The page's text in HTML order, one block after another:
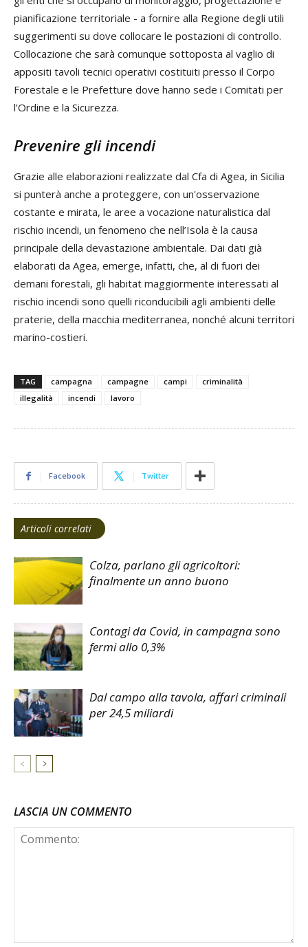
pianificazione territoriale - a fornire alla Regione degli utili
suggerimenti su dove collocare le postazioni di controllo.
Collocazione che sarà comunque sottoposta al vaglio di
appositi tavoli tecnici operativi costituiti presso il Corpo
Forestale e le Prefetture dove hanno sede i Comitati per
l’Ordine e la Sicurezza.
Prevenire gli incendi
Grazie alle elaborazioni realizzate dal Cfa di Agea, in Sicilia
si punterà anche a proteggere, con un'osservazione
costante e mirata, le aree a vocazione naturalistica dal
rischio incendi, un fenomeno che nell’Isola è la causa
principale della devastazione ambientale. Dai dati già
elaborati da Agea, emerge, infatti, che, al di fuori dei
demani forestali, gli habitat maggiormente interessati al
rischio incendi sono quelli riconducibili agli ambienti delle
praterie, della macchia mediterranea, nonché alcuni territori
marino-costieri.
TAG campagna campagne campi
criminalità
illegalità
incendi lavoro
Facebook Twitter
Articoli correlati
Colza, parlano gli agricoltori:
finalmente un anno buono
Contagi da Covid, in campagna sono
fermi allo 0,3%
Dal campo alla tavola, affari criminali
per 24,5 miliardi
LASCIA UN COMMENTO